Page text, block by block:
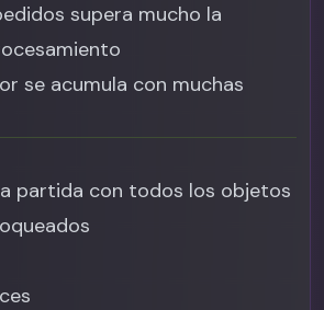
supera mucho la
se acumula con muchas
partida con todos los objetos